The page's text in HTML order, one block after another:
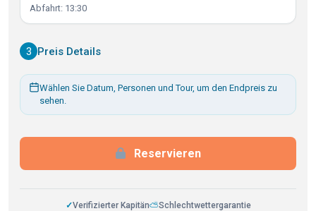
Abfahrt: 13:30
3 Preis Details
Wählen Sie Datum, Personen und Tour, um den Endpreis zu
sehen.
Reservieren
✓Verifizierter Kapitän⛅Schlechtwettergarantie